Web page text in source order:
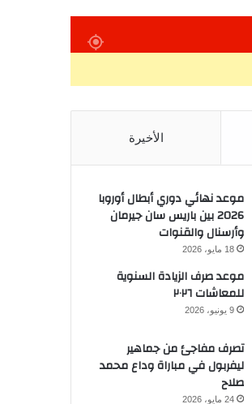
الأخيرة
موعد نهائي دوري أبطال أوروبا
2026 بين باريس سان جيرمان
وأرسنال والقنوات
18 مايو، 2026
موعد صرف الزيادة السنوية
للمعاشات ٢٠٢٦
9 يونيو، 2026
تصرف مفاجئ من جماهير
ليفربول في مباراة وداع محمد
صلاح
24 مايو، 2026